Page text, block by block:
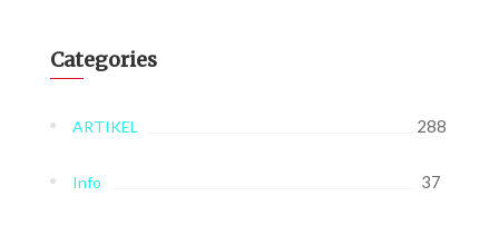
Categories
ARTIKEL 288
Info 37